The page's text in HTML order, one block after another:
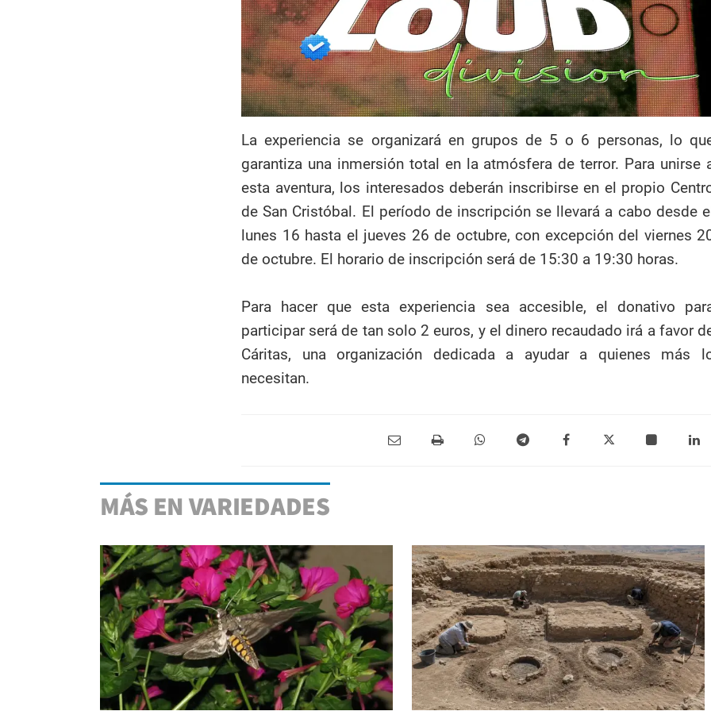
La experiencia se organizará en grupos de 5 o 6 personas, lo
garantiza una inmersión total en la atmósfera de terror. Para unirse
esta aventura, los interesados deberán inscribirse en el propio
de San Cristóbal. El período de inscripción se llevará a cabo desde
lunes 16 hasta el jueves 26 de octubre, con excepción del viernes
de octubre. El horario de inscripción será de 15:30 a 19:30 horas.
Para hacer que esta experiencia sea accesible, el donativo
participar será de tan solo 2 euros, y el dinero recaudado irá a favor
Cáritas, una organización dedicada a ayudar a quienes más
necesitan.
MÁS EN VARIEDADES